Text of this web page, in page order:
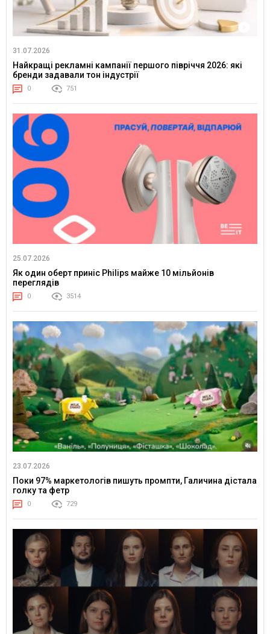
31.07.2026
Найкращі рекламні кампанії першого півріччя 2026: які
бренди задавали тон індустрії
0 751
25.07.2026
Як один оберт приніс Philips майже 10 мільйонів
переглядів
0 3514
23.07.2026
Поки 97% маркетологів пишуть промпти, Галичина дістала
голку та фетр
0 729